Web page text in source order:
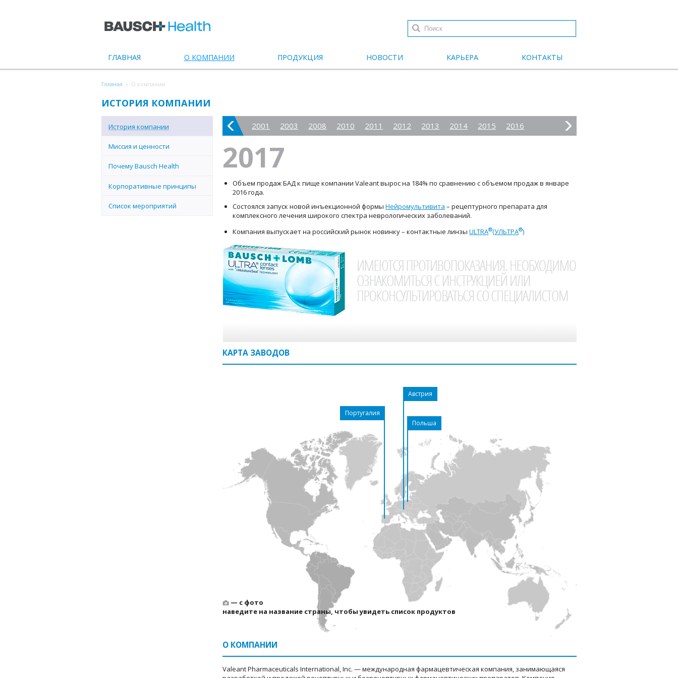
ГЛАВНАЯ О КОМПАНИИ ПРОДУКЦИЯ НОВОСТИ КАРЬЕРА КОНТАКТЫ
Главная О компании
ИСТОРИЯ КОМПАНИИ
История компании
Миссия и ценности
Почему Bausch Health
Корпоративные принципы
Список мероприятий
2001 2003 2008 2010 2011 2012 2013 2014 2015
2016
2017
Объем продаж БАД к пище компании Valeant вырос на 184% по сравнению с объемом продаж в январе
2016 года.
Состоялся запуск новой инъекционной формыНейромультивита – рецептурного препарата для
комплексного лечения широкого спектра неврологических заболеваний.
Компания выпускает на российский рынок новинку – контактные линзыULTRA®(УЛЬТРА®)
КАРТА ЗАВОДОВ
Португалия
Австрия
Польша
— с фото
наведите на название страны, чтобы увидеть список продуктов
О КОМПАНИИ
Valeant Pharmaceuticals International, Inc. — международная фармацевтическая компания, занимающаяся